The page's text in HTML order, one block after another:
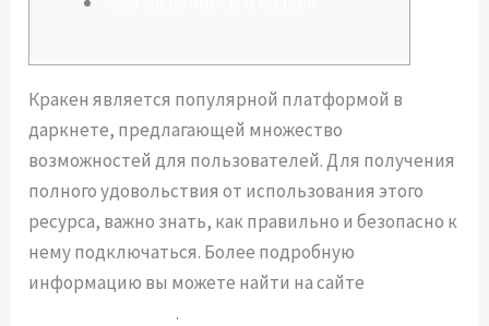
Кракен является популярной платформой в
даркнете, предлагающей множество
возможностей для пользователей. Для получения
полного удовольствия от использования этого
ресурса, важно знать, как правильно и безопасно к
нему подключаться. Более подробную
информацию вы можете найти на сайте
https://kra2at.com.